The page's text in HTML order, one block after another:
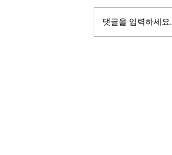
댓글을 입력하세요.